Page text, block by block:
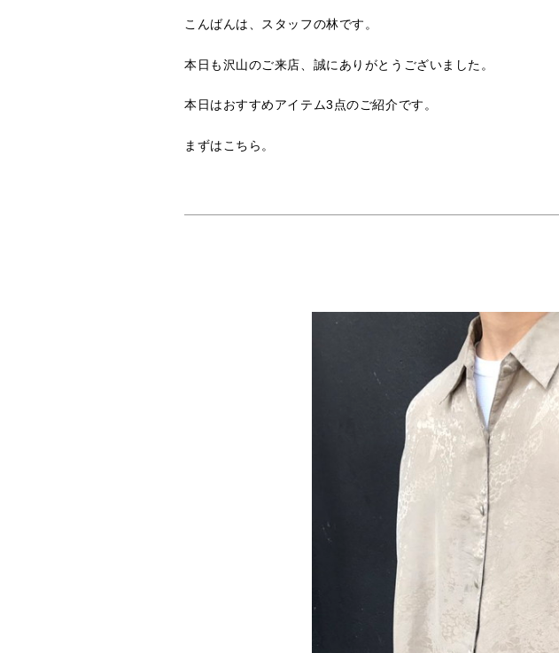
こんばんは、スタッフの林です。
本日も沢山のご来店、誠にありがとうございました。
本日はおすすめアイテム3点のご紹介です。
まずはこちら。